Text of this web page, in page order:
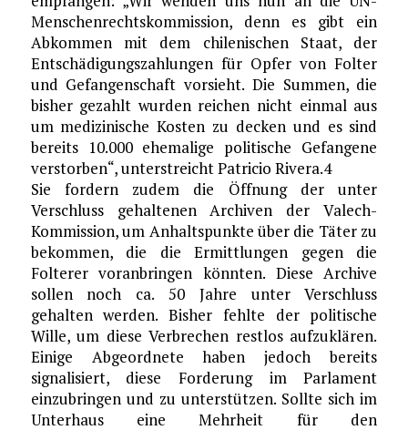
Menschenrechtskommission, denn es gibt ein
Abkommen mit dem chilenischen Staat, der
Entschädigungszahlungen für Opfer von Folter
und Gefangenschaft vorsieht. Die Summen, die
bisher gezahlt wurden reichen nicht einmal aus
um medizinische Kosten zu decken und es sind
bereits 10.000 ehemalige politische Gefangene
verstorben“, unterstreicht Patricio Rivera.4
Sie fordern zudem die Öffnung der unter
Verschluss gehaltenen Archiven der Valech-
Kommission, um Anhaltspunkte über die Täter zu
bekommen, die die Ermittlungen gegen die
Folterer voranbringen könnten. Diese Archive
sollen noch ca. 50 Jahre unter Verschluss
gehalten werden. Bisher fehlte der politische
Wille, um diese Verbrechen restlos aufzuklären.
Einige Abgeordnete haben jedoch bereits
signalisiert, diese Forderung im Parlament
einzubringen und zu unterstützen. Sollte sich im
Unterhaus eine Mehrheit für den